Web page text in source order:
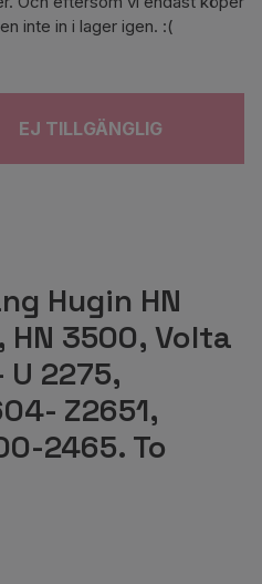
inte in i lager igen. :(
EJ TILLGÄNGLIG
Hugin HN
HN 3500, Volta
2275,
Z2651,
2465. To